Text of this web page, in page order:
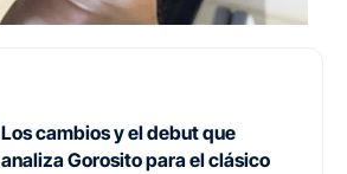
Los cambios y el debut que
analiza Gorosito para el clásico